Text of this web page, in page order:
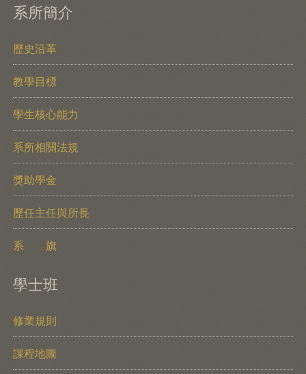
系所簡介
歷史沿革
教學目標
學生核心能力
系所相關法規
獎助學金
歷任主任與所長
系 旗
學士班
修業規則
課程地圖